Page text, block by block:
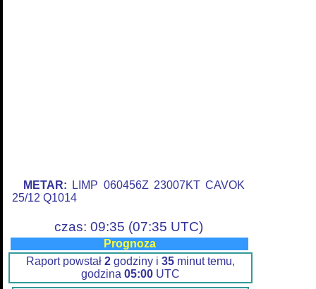
METAR: LIMP 060456Z 23007KT CAVOK
25/12 Q1014
czas: 09:35 (07:35 UTC)
Prognoza
Raport powstał 2 godziny i 35 minut temu,
godzina 05:00 UTC